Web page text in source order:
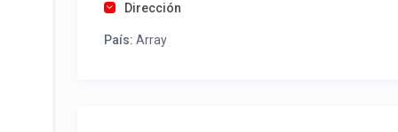
Dirección
País: Array